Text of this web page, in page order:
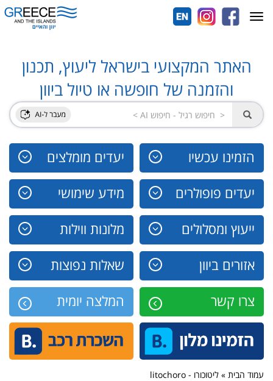
האתר המקצועי בישראל ליעוץ, תכנון
והזמנה של חופשה או טיול ביוון
הזמינו עכשיו יעדים מומלצים
יעדים פופולרים מידע שימושי
ייעוץ ומסלולים מלונות ווילות
אזורים ביוון שאלות נפוצות
צרו קשר המלצה יומית
Toggle
navigation
עמוד הבית » ליטוכורו - litochoro